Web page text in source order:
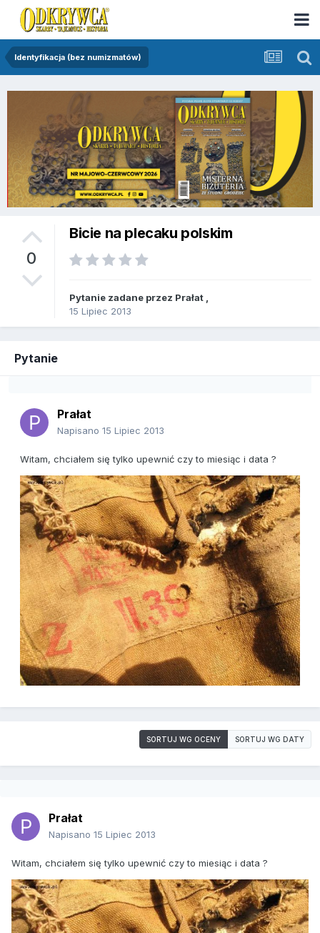
Identyfikacja (bez numizmatów)
0
Bicie na plecaku polskim
Pytanie zadane przez Prałat
15 Lipiec 2013
Pytanie
Prałat
Napisano 15 Lipiec 2013
Witam, chciałem się tylko upewnić czy to miesiąc i data ?
SORTUJ WG OCENY SORTUJ WG DATY
Prałat
Napisano 15 Lipiec 2013
Witam, chciałem się tylko upewnić czy to miesiąc i data ?